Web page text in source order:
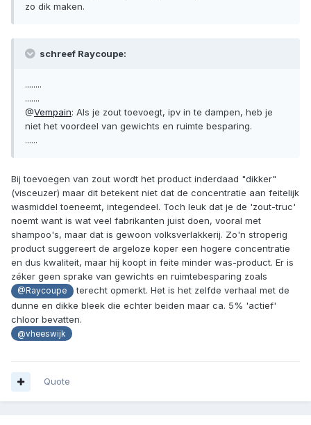
zo dik maken.
schreef Raycoupe:
........
.......
@Vempain: Als je zout toevoegt, ipv in te dampen, heb je
niet het voordeel van gewichts en ruimte besparing.
......
Bij toevoegen van zout wordt het product inderdaad "dikker"
(visceuzer) maar dit betekent niet dat de concentratie aan feitelijk
wasmiddel toeneemt, integendeel. Toch leuk dat je de 'zout-truc'
noemt want is wat veel fabrikanten juist doen, vooral met
shampoo's, maar dat is gewoon volksverlakkerij. Zo'n stroperig
product suggereert de argeloze koper een hogere concentratie
en dus kwaliteit, maar hij koopt in feite minder was-product. Er is
zéker geen sprake van gewichts en ruimtebesparing zoals
@Raycoupe
terecht opmerkt. Het is het zelfde verhaal met de
dunne en dikke bleek die echter beiden maar ca. 5% 'actief'
chloor bevatten.
@vheeswijk
Quote